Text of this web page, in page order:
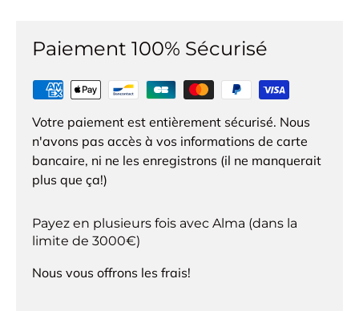
Paiement 100% Sécurisé
Votre paiement est entièrement sécurisé. Nous
n'avons pas accès à vos informations de carte
bancaire, ni ne les enregistrons (il ne manquerait
plus que ça!)
Payez en plusieurs fois avec Alma (dans la
limite de 3000€)
Nous vous offrons les frais!